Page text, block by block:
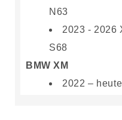
N63
2023 - 2026
S68
BMW XM
2022 –